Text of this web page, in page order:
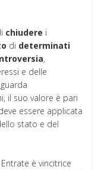
chiudere i
di determinati
,
e delle
il suo valore è pari
essere applicata
stato e del
è vincitrice